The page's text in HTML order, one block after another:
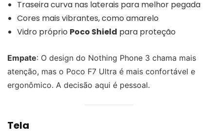
Traseira curva nas laterais para melhor pegada
Cores mais vibrantes, como amarelo
Vidro próprio Poco Shield para proteção
Empate: O design do Nothing Phone 3 chama mais
atenção, mas o Poco F7 Ultra é mais confortável e
ergonômico. A decisão aqui é pessoal.
Tela